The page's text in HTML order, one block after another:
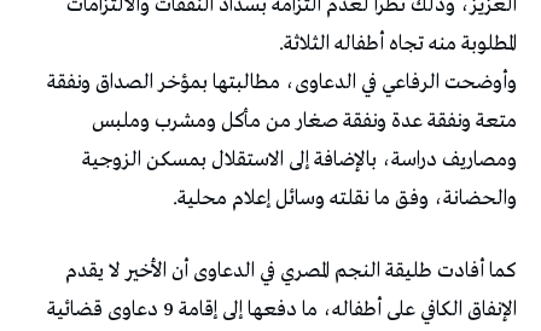
العزيز، وذلك نظراً لعدم التزامه بسداد النفقات والالتزامات
المطلوبة منه تجاه أطفاله الثلاثة.
وأوضحت الرفاعي في الدعاوى، مطالبتها بمؤخر الصداق ونفقة
متعة ونفقة عدة ونفقة صغار من مأكل ومشرب وملبس
ومصاريف دراسة، بالإضافة إلى الاستقلال بمسكن الزوجية
والحضانة، وفق ما نقلته وسائل إعلام محلية.
كما أفادت طليقة النجم المصري في الدعاوى أن الأخير لا يقدم
الإنفاق الكافي على أطفاله، ما دفعها إلى إقامة 9 دعاوى قضائية